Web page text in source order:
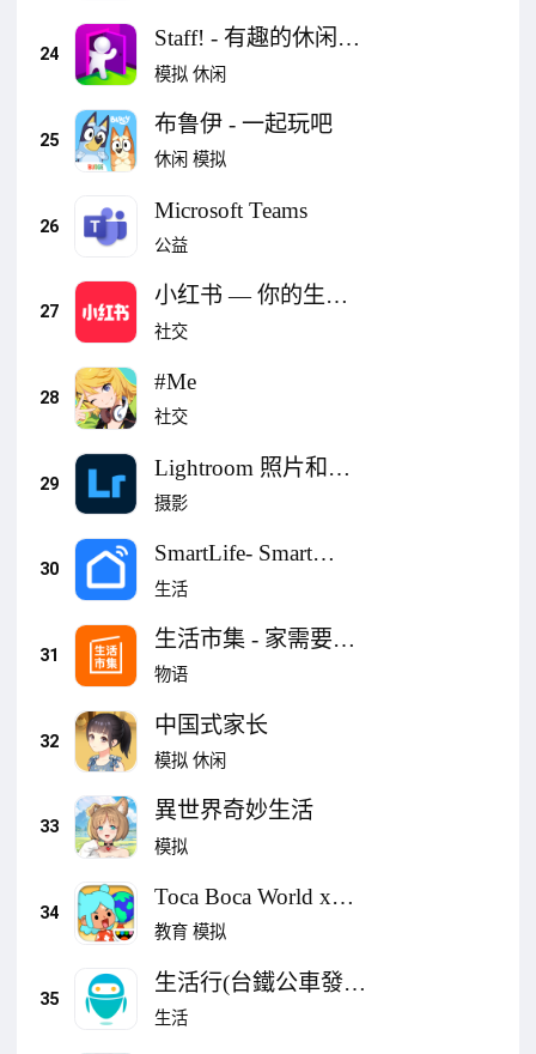
24
Staff! - 有趣的休闲游
戏 | 生活模拟器
模拟 休闲
25
布鲁伊 - 一起玩吧
休闲 模拟
26
Microsoft Teams
公益
27
小红书 — 你的生活
兴趣社区
社交
28
#Me
社交
29
Lightroom 照片和视
频编辑器・专业相机
摄影
30
SmartLife- Smart
Living
生活
31
生活市集 - 家需要的
都在生活
物语
32
中国式家长
模拟 休闲
33
異世界奇妙生活
模拟
34
Toca Boca World x
Hello Kitty
教育 模拟
35
生活行(台鐵公車發票
樂透電影國道天
生活